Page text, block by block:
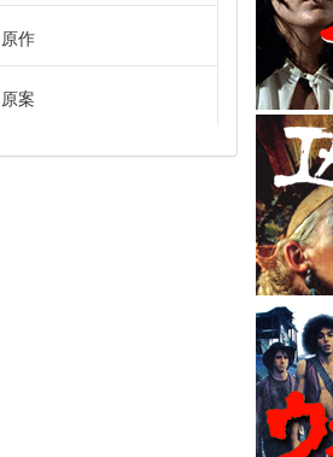
原作
原案